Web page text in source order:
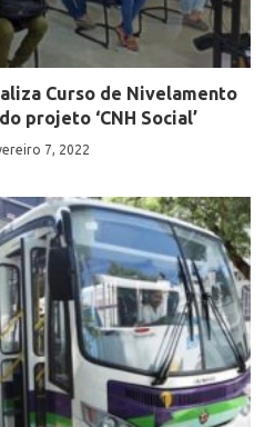
Curso de Nivelamento
projeto ‘CNH Social’
7, 2022